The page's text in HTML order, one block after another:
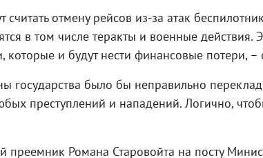
отмену рейсов из-за атак
в том числе теракты и военные действия.
которые и будут нести финансовые потери, –
государства было бы неправильно
преступлений и нападений. Логично,
Романа Старовойта на посту